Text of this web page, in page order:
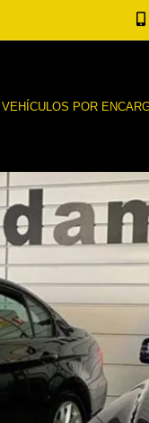
VEHÍCULOS POR